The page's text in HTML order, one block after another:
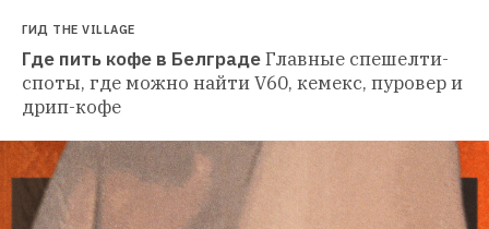
ГИД THE VILLAGE
Где пить кофе в БелградеГлавные спешелти-
споты, где можно найти V60, кемекс, пуровер и
дрип-кофе